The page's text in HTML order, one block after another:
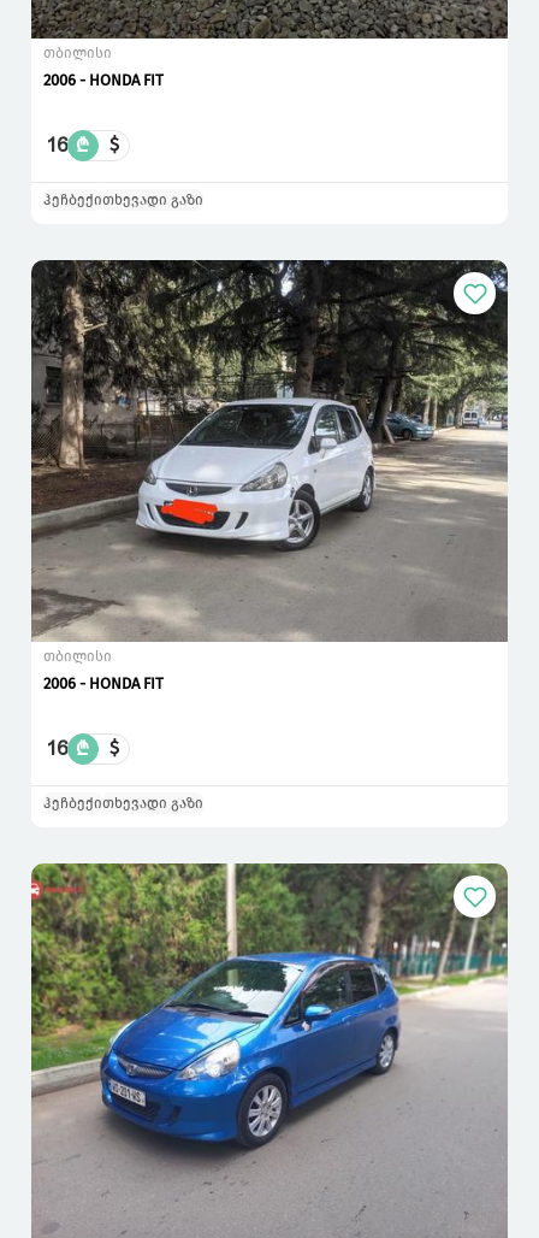
თბილისი
2006 - HONDA FIT
16 ₾ $
ჰეჩბექითხევადი გაზი
თბილისი
2006 - HONDA FIT
16 ₾ $
ჰეჩბექითხევადი გაზი